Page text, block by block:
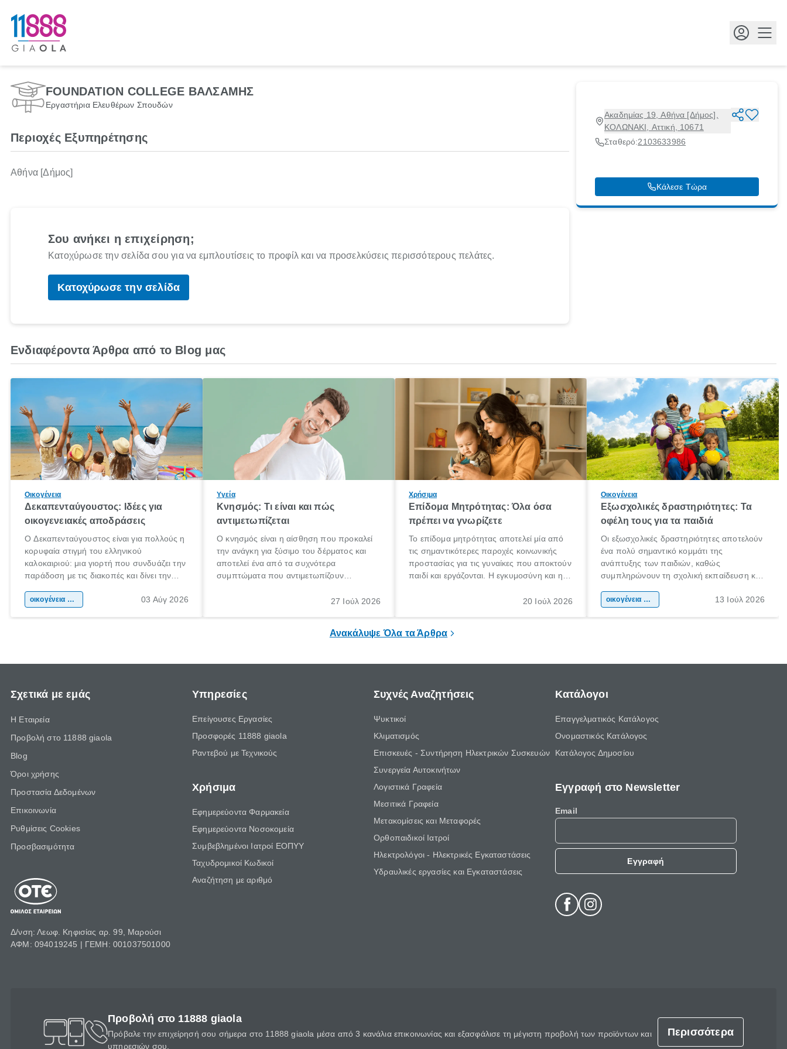
FOUNDATION COLLEGE ΒΑΛΣΑΜΗΣ
Εργαστήρια Ελευθέρων Σπουδών
Ακαδημίας 19, Αθήνα [Δήμος],
ΚΟΛΩΝΑΚΙ, Αττική, 10671
Σταθερό:2103633986
Κάλεσε Τώρα
Περιοχές Εξυπηρέτησης
Αθήνα [Δήμος]
Σου ανήκει η επιχείρηση;
Κατοχύρωσε την σελίδα σου για να εμπλουτίσεις το προφίλ και να προσελκύσεις περισσότερους πελάτες.
Κατοχύρωσε την σελίδα
Ενδιαφέροντα Άρθρα από το Blog μας
Οικογένεια
Δεκαπενταύγουστος: Ιδέες για
οικογενειακές αποδράσεις
Ο Δεκαπενταύγουστος είναι για πολλούς η
κορυφαία στιγμή του ελληνικού
καλοκαιριού: μια γιορτή που συνδυάζει την
παράδοση με τις διακοπές και δίνει την
χώρας. Είτε πρόκειται για λίγες μέρες
οικογένεια & παιδί 03 Αύγ 2026
Υγεία
Κνησμός: Τι είναι και πώς
αντιμετωπίζεται
Ο κνησμός είναι η αίσθηση που προκαλεί
την ανάγκη για ξύσιμο του δέρματος και
αποτελεί ένα από τα συχνότερα
συμπτώματα που αντιμετωπίζουν
πληροφορίες για το «κνησμός τι είναι»,
27 Ιούλ 2026
Χρήσιμα
Επίδομα Μητρότητας: Όλα όσα
πρέπει να γνωρίζετε
Το επίδομα μητρότητας αποτελεί μία από
τις σημαντικότερες παροχές κοινωνικής
προστασίας για τις γυναίκες που αποκτούν
παιδί και εργάζονται. Η εγκυμοσύνη και η
σημαντική περίοδος στη ζωή κάθε20 Ιούλ 2026
Οικογένεια
Εξωσχολικές δραστηριότητες: Τα
οφέλη τους για τα παιδιά
Οι εξωσχολικές δραστηριότητες αποτελούν
ένα πολύ σημαντικό κομμάτι της
ανάπτυξης των παιδιών, καθώς
συμπληρώνουν τη σχολική εκπαίδευση και
της προσωπικότητας, της κοινωνικότητας
οικογένεια & παιδί 13 Ιούλ 2026
Ανακάλυψε Όλα τα Άρθρα
Σχετικά με εμάς
Η Εταιρεία
Προβολή στο 11888 giaola
Blog
Όροι χρήσης
Προστασία Δεδομένων
Επικοινωνία
Ρυθμίσεις Cookies
Προσβασιμότητα
Δ/νση: Λεωφ. Κηφισίας αρ. 99, Μαρούσι
ΑΦΜ: 094019245 | ΓΕΜΗ: 001037501000
Υπηρεσίες
Επείγουσες Εργασίες
Προσφορές 11888 giaola
Ραντεβού με Τεχνικούς
Χρήσιμα
Εφημερεύοντα Φαρμακεία
Εφημερεύοντα Νοσοκομεία
Συμβεβλημένοι Ιατροί ΕΟΠΥΥ
Ταχυδρομικοί Κωδικοί
Αναζήτηση με αριθμό
Συχνές Αναζητήσεις
Ψυκτικοί
Κλιματισμός
Επισκευές - Συντήρηση Ηλεκτρικών Συσκευών
Συνεργεία Αυτοκινήτων
Λογιστικά Γραφεία
Μεσιτικά Γραφεία
Μετακομίσεις και Μεταφορές
Ορθοπαιδικοί Ιατροί
Ηλεκτρολόγοι - Ηλεκτρικές Εγκαταστάσεις
Υδραυλικές εργασίες και Εγκαταστάσεις
Κατάλογοι
Επαγγελματικός Κατάλογος
Ονομαστικός Κατάλογος
Κατάλογος Δημοσίου
Εγγραφή στο Newsletter
Email
Εγγραφή
Προβολή στο 11888 giaola
Πρόβαλε την επιχείρησή σου σήμερα στο 11888 giaola μέσα από 3 κανάλια επικοινωνίας και εξασφάλισε τη μέγιστη προβολή των προϊόντων και
υπηρεσιών σου.
Περισσότερα